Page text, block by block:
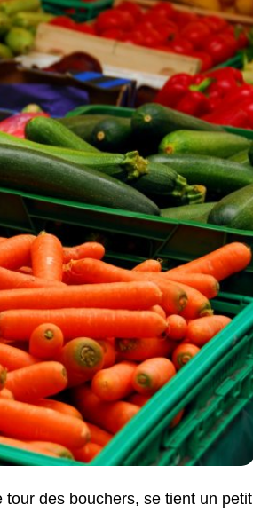
des bouchers, se tient un petit